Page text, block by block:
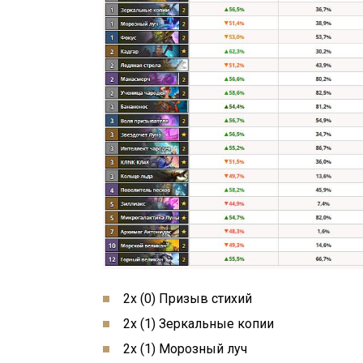
2x (0) Призыв стихий
2x (1) Зеркальные копии
2x (1) Морозный луч